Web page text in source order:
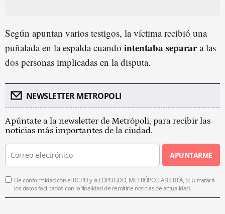
Según apuntan varios testigos, la víctima recibió una
puñalada en la espalda cuando intentaba separara las
dos personas implicadas en la disputa.
NEWSLETTER METROPOLI
Apúntate a la newsletter de Metrópoli, para recibir las
noticias más importantes de la ciudad.
APUNTARME
De conformidad con el RGPD y la LOPDGDD, METRÓPOLI ABIERTA, SLU tratará
los datos facilitados con la finalidad de remitirle noticias de actualidad.